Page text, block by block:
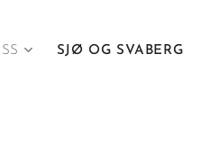
SJØ OG SVABERG